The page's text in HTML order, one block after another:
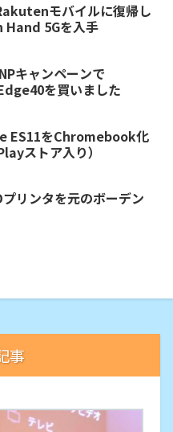
モバイルに復帰し
5Gを入手
キャンペーンで
を買いました
ES11をChromebook化
ストア入り）
リンタを元のボーデン
事